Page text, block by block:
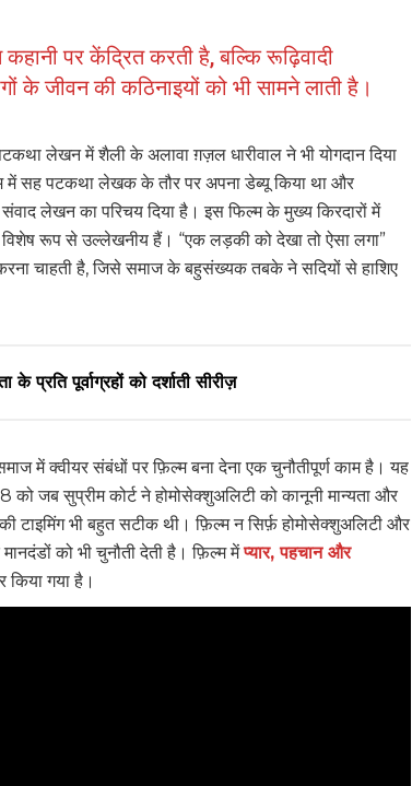
पर केंद्रित करती है, बल्कि रूढ़िवादी
के जीवन की कठिनाइयों को भी सामने लाती है।
लेखन में शैली के अलावा ग़ज़ल धारीवाल ने भी योगदान दिया
में सह पटकथा लेखक के तौर पर अपना डेब्यू किया था और
लेखन का परिचय दिया है। इस फिल्म के मुख्य किरदारों में
रूप से उल्लेखनीय हैं। “एक लड़की को देखा तो ऐसा लगा”
चाहती है, जिसे समाज के बहुसंख्यक तबके ने सदियों से हाशिए
पूर्वाग्रहों को दर्शाती सीरीज़
में क्वीयर संबंधों पर फ़िल्म बना देना एक चुनौतीपूर्ण काम है। यह
जब सुप्रीम कोर्ट ने होमोसेक्शुअलिटी को कानूनी मान्यता और
टाइमिंग भी बहुत सटीक थी। फ़िल्म न सिर्फ़ होमोसेक्शुअलिटी और
को भी चुनौती देती है। फ़िल्म मेंप्यार, पहचान और
गया है।